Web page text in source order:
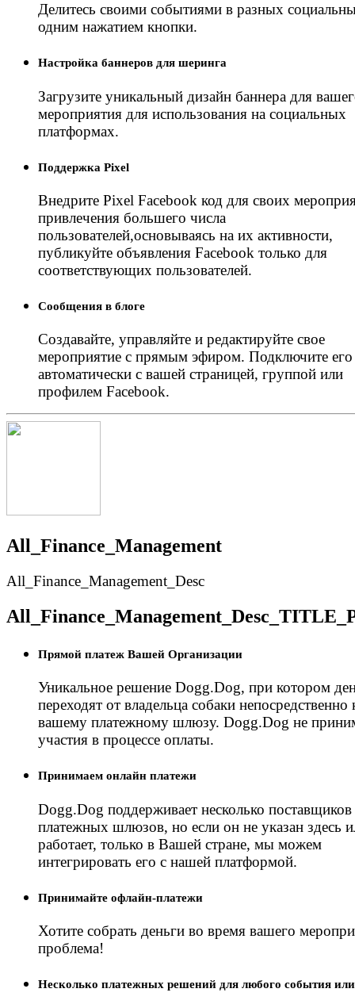
Делитесь своими событиями в разных
одним нажатием кнопки.
Настройка баннеров для шеринга
Загрузите уникальный дизайн баннера для
мероприятия для использования на социальных
платформах.
Поддержка Pixel
Внедрите Pixel Facebook код для своих
привлечения большего числа
пользователей,основываясь на их активности,
публикуйте объявления Facebook только для
соответствующих пользователей.
Сообщения в блоге
Создавайте, управляйте и редактируйте свое
мероприятие с прямым эфиром. Подключите его
автоматически с вашей страницей, группой или
профилем Facebook.
All_Finance_Management
All_Finance_Management_Desc
Прямой платеж Вашей Организации
Уникальное решение Dogg.Dog, при котором
переходят от владельца собаки непосредственно
вашему платежному шлюзу. Dogg.Dog не
участия в процессе оплаты.
Принимаем онлайн платежи
Dogg.Dog поддерживает несколько поставщиков
платежных шлюзов, но если он не указан здесь
работает, только в Вашей стране, мы можем
интегрировать его с нашей платформой.
Принимайте офлайн-платежи
Хотите собрать деньги во время вашего
проблема!
Несколько платежных решений для любого события